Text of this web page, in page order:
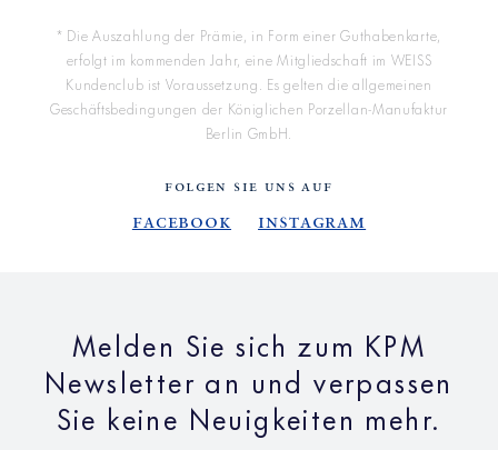
* Die Auszahlung der Prämie, in Form einer Guthabenkarte,
erfolgt im kommenden Jahr, eine Mitgliedschaft im WEISS
Kundenclub ist Voraussetzung. Es gelten die allgemeinen
Geschäftsbedingungen der Königlichen Porzellan-Manufaktur
Berlin GmbH.
FOLGEN SIE UNS AUF
Facebook Instagram
Melden Sie sich zum KPM
Newsletter an und verpassen
Sie keine Neuigkeiten mehr.